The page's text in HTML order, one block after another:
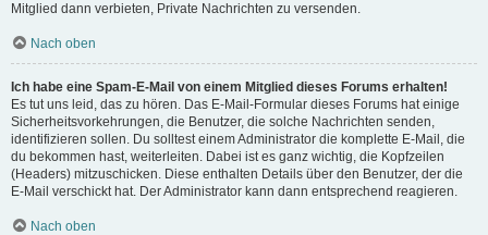
Mitglied dann verbieten, Private Nachrichten zu versenden.
Nach oben
Ich habe eine Spam-E-Mail von einem Mitglied dieses Forums erhalten!
Es tut uns leid, das zu hören. Das E-Mail-Formular dieses Forums hat einige
Sicherheitsvorkehrungen, die Benutzer, die solche Nachrichten senden,
identifizieren sollen. Du solltest einem Administrator die komplette E-Mail, die
du bekommen hast, weiterleiten. Dabei ist es ganz wichtig, die Kopfzeilen
(Headers) mitzuschicken. Diese enthalten Details über den Benutzer, der die
E-Mail verschickt hat. Der Administrator kann dann entsprechend reagieren.
Nach oben